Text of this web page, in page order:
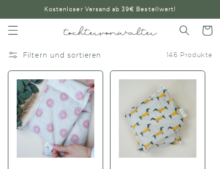
Inhalt
Kostenloser Versand ab 39€ Bestellwert!
Filtern und sortieren 146 Produkte